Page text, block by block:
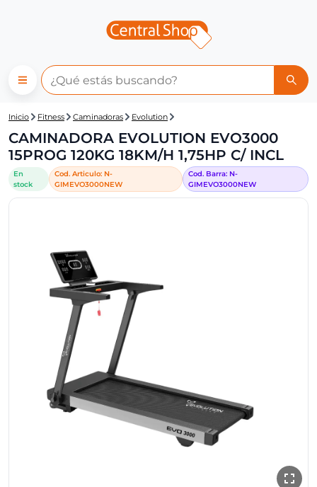
Central Shop: CAMINADORA
Inicio Fitness Caminadoras Evolution
CAMINADORA EVOLUTION EVO3000
15PROG 120KG 18KM/H 1,75HP C/ INCL
En
stock
Cod. Articulo: N-
GIMEVO3000NEW
Cod. Barra: N-
GIMEVO3000NEW